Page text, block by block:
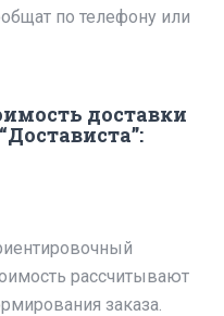
по телефону или
доставки
рассчитывают
заказа.